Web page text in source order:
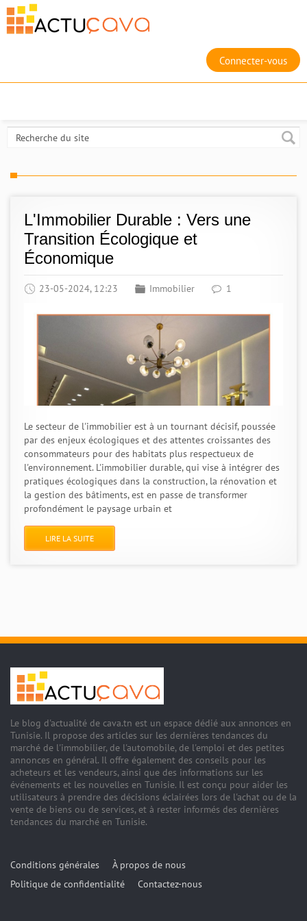
Connecter-vous
L'Immobilier Durable : Vers une
Transition Écologique et
Économique
23-05-2024, 12:23 Immobilier 1
Le secteur de l'immobilier est à un tournant décisif, poussée
par des enjeux écologiques et des attentes croissantes des
consommateurs pour des habitats plus respectueux de
l'environnement. L'immobilier durable, qui vise à intégrer des
pratiques écologiques dans la construction, la rénovation et
la gestion des bâtiments, est en passe de transformer
profondément le paysage urbain et
LIRE LA SUITE
Le blog d'actualité de cava.tn est un espace dédié aux annonces en
Tunisie. Il propose des articles sur les dernières tendances du
marché de l'immobilier, de l'automobile, de l'emploi et des petites
annonces en général. Il offre également des conseils pour les
acheteurs et les vendeurs, ainsi que des informations sur les
événements et les nouvelles en Tunisie. Il est conçu pour aider les
utilisateurs à prendre des décisions éclairées lors de l'achat ou de la
vente de biens ou de services, et à rester informés des dernières
tendances du marché en Tunisie.
Conditions générales
À propos de nous
Politique de confidentialité
Contactez-nous